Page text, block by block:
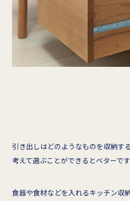
引き出しはどのようなものを収納す
考えて選ぶことができるとベターです
食器や食材などを入れるキッチン収